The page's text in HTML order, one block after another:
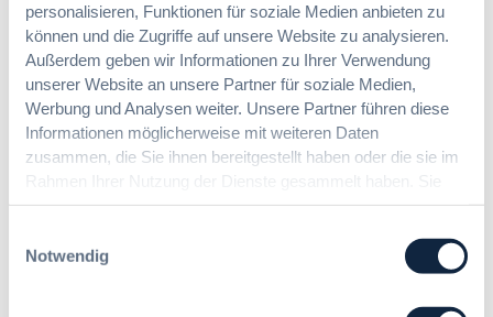
personalisieren, Funktionen für soziale Medien anbieten zu
können und die Zugriffe auf unsere Website zu analysieren.
Außerdem geben wir Informationen zu Ihrer Verwendung
unserer Website an unsere Partner für soziale Medien,
Werbung und Analysen weiter. Unsere Partner führen diese
Informationen möglicherweise mit weiteren Daten
zusammen, die Sie ihnen bereitgestellt haben oder die sie im
geben Einwilligung zu unseren Cookies, wenn Sie unsere
Notwendig
Sicherheitsdienst­leistungen und
Energie. Dabei setzen wir auf
Innovation und Nachhaltigkeit. Wir
verfolgen die Marktentwicklungen aktiv
und beraten die Fachbereiche im
gesamten Ausschreibungsprozess.
Dafür brauchen wir Sie! Machen Sie mit